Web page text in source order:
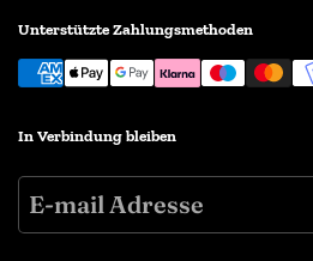
Unterstützte Zahlungsmethoden
In Verbindung bleiben